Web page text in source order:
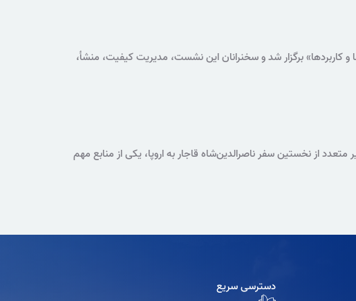
برگزار شد و سخنرانان این نشست، مدیریت کیفیت، منشأ،
از نخستین سفر ناصرالدین‌شاه قاجار به اروپا، یکی از منابع مهم
شمار می‌رود.
دسترسی سریع